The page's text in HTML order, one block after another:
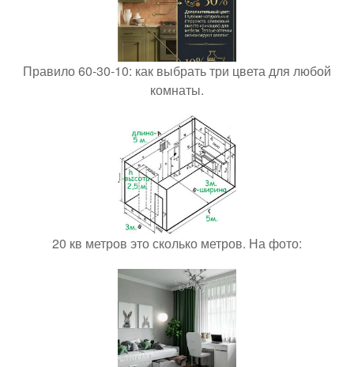
Правило 60-30-10: как выбрать три цвета для любой
комнаты.
20 кв метров это сколько метров. На фото: